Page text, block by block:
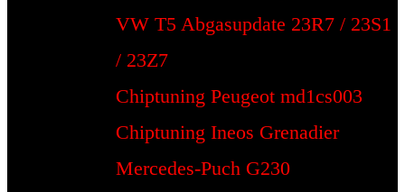
VW T5 Abgasupdate 23R7 / 23S1
/ 23Z7
Chiptuning Peugeot md1cs003
Chiptuning Ineos Grenadier
Mercedes-Puch G230